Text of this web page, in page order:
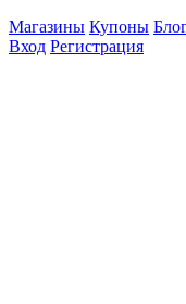
Магазины Купоны
Вход Регистрация